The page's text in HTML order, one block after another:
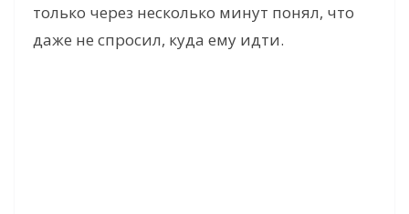
только через несколько минут понял, что
даже не спросил, куда ему идти.